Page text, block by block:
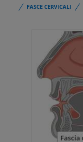
FASCE CERVICALI